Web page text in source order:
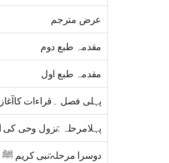
عرض مترجم
مقدمہ طبع دوم
مقدمہ طبع اول
پہلی فصل ۔قراءات کاآغاز
پہلامرحلہ :نزول وحی کی
دوسرا مرحلہ:نبی کریم ﷺ